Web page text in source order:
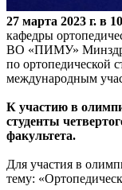
27 марта 2023 г. в
кафедры
ВО «ПИМУ»
по ортопедической
международным
К участию в
студенты
факультета.
Для участия в
тему: